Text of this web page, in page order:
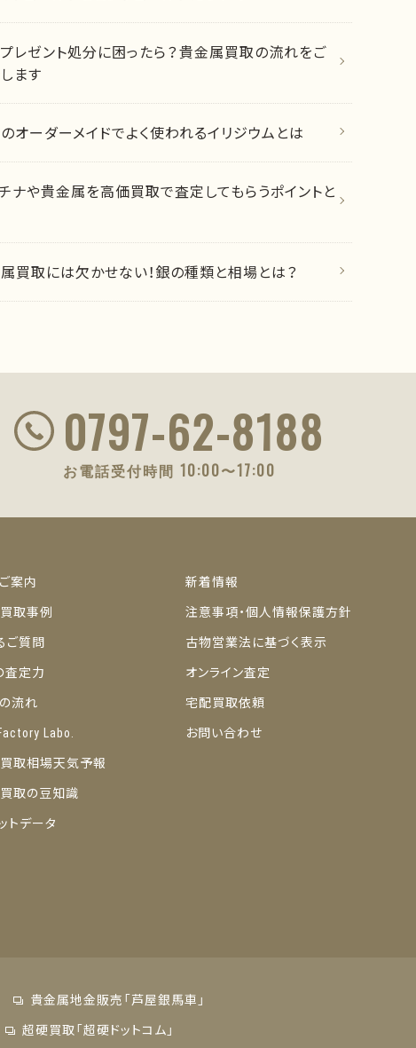
レゼント処分に困ったら？貴金属買取の流れをご
ます
オーダーメイドでよく使われるイリジウムとは
ナや貴金属を高価買取で査定してもらうポイントと
買取には欠かせない！銀の種類と相場とは？
0797-62-8188
お電話受付時間 10:00〜17:00
案内
取事例
ご質問
査定力
流れ
Labo.
取相場天気予報
取の豆知識
トデータ
新着情報
注意事項・個人情報保護方針
古物営業法に基づく表示
オンライン査定
宅配買取依頼
お問い合わせ
貴金属地金販売「芦屋銀馬車」
超硬買取「超硬ドットコム」